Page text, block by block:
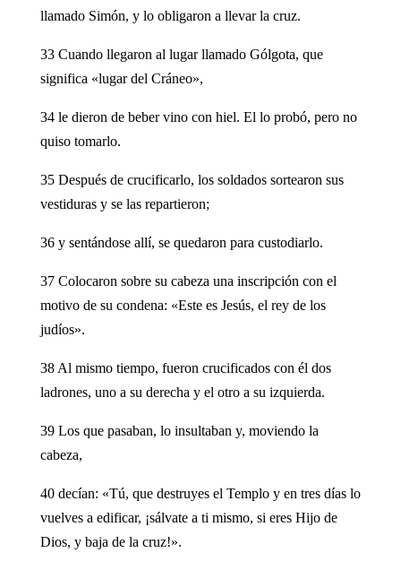
llamado Simón, y lo obligaron a llevar la cruz.
33 Cuando llegaron al lugar llamado Gólgota, que
significa «lugar del Cráneo»,
34 le dieron de beber vino con hiel. El lo probó, pero no
quiso tomarlo.
35 Después de crucificarlo, los soldados sortearon sus
vestiduras y se las repartieron;
36 y sentándose allí, se quedaron para custodiarlo.
37 Colocaron sobre su cabeza una inscripción con el
motivo de su condena: «Este es Jesús, el rey de los
judíos».
38 Al mismo tiempo, fueron crucificados con él dos
ladrones, uno a su derecha y el otro a su izquierda.
39 Los que pasaban, lo insultaban y, moviendo la
cabeza,
40 decían: «Tú, que destruyes el Templo y en tres días lo
vuelves a edificar, ¡sálvate a ti mismo, si eres Hijo de
Dios, y baja de la cruz!».